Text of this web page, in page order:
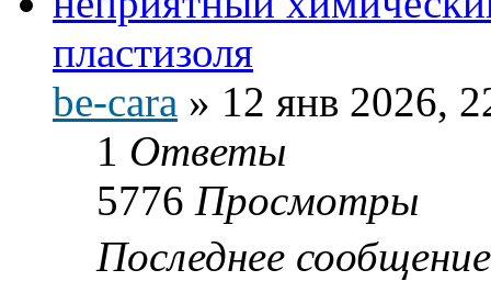
пластизоля
be-cara » 12 янв 2026,
1 Ответы
5776 Просмотры
Последнее